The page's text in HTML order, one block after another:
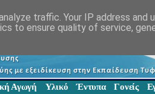
Αγωγή Υλικό Έντυπα Γονείς
traffic. Your IP address and
to ensure quality of service,